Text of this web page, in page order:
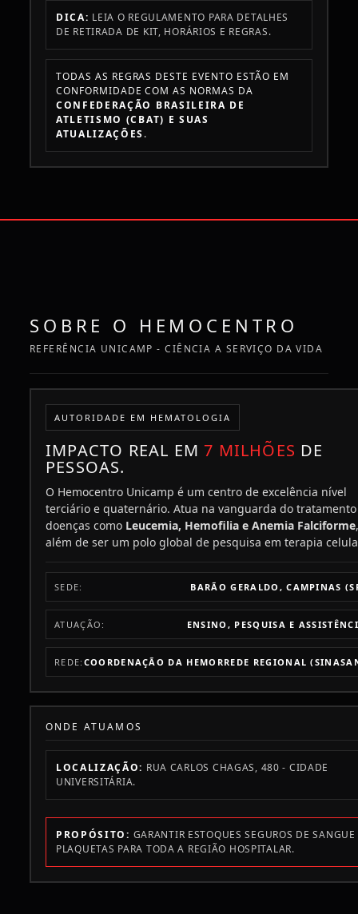
DICA: LEIA O REGULAMENTO PARA DETALHES
DE RETIRADA DE KIT, HORÁRIOS E REGRAS.
TODAS AS REGRAS DESTE EVENTO ESTÃO EM
CONFORMIDADE COM AS NORMAS DA
CONFEDERAÇÃO BRASILEIRA DE
ATLETISMO (CBAT) E SUAS
ATUALIZAÇÕES .
SOBRE O HEMOCENTRO
REFERÊNCIA UNICAMP - CIÊNCIA A SERVIÇO DA VIDA
AUTORIDADE EM HEMATOLOGIA
IMPACTO REAL EM7 MILHÕES DE
PESSOAS.
O Hemocentro Unicamp é um centro de excelência nível
terciário e quaternário. Atua na vanguarda do
doenças como Leucemia, Hemofilia e Anemia Falciforme,
além de ser um polo global de pesquisa em terapia
SEDE: BARÃO GERALDO, CAMPINAS
ATUAÇÃO: ENSINO, PESQUISA E
REDE: COORDENAÇÃO DA HEMORREDE REGIONAL
ONDE ATUAMOS
LOCALIZAÇÃO: RUA CARLOS CHAGAS, 480 - CIDADE
UNIVERSITÁRIA.
PROPÓSITO: GARANTIR ESTOQUES SEGUROS DE SANGUE
PLAQUETAS PARA TODA A REGIÃO HOSPITALAR.